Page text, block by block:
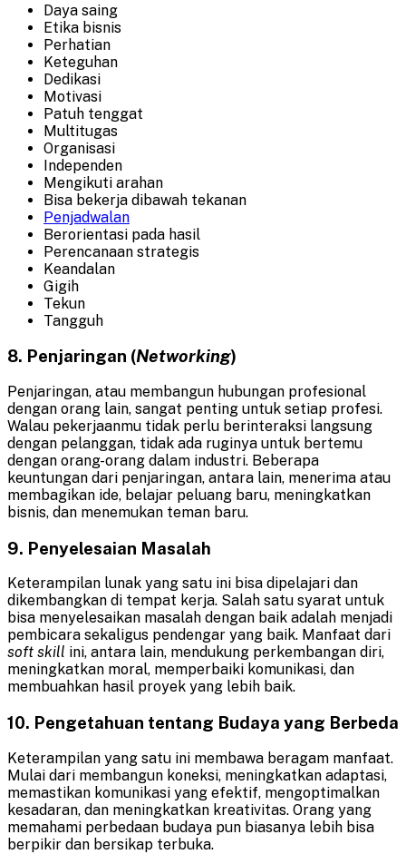
Daya saing
Etika bisnis
Perhatian
Keteguhan
Dedikasi
Motivasi
Patuh tenggat
Multitugas
Organisasi
Independen
Mengikuti arahan
Bisa bekerja dibawah tekanan
Penjadwalan
Berorientasi pada hasil
Perencanaan strategis
Keandalan
Gigih
Tekun
Tangguh
8. Penjaringan (Networking)
Penjaringan, atau membangun hubungan profesional
dengan orang lain, sangat penting untuk setiap profesi.
Walau pekerjaanmu tidak perlu berinteraksi langsung
dengan pelanggan, tidak ada ruginya untuk bertemu
dengan orang-orang dalam industri. Beberapa
keuntungan dari penjaringan, antara lain, menerima atau
membagikan ide, belajar peluang baru, meningkatkan
bisnis, dan menemukan teman baru.
9. Penyelesaian Masalah
Keterampilan lunak yang satu ini bisa dipelajari dan
dikembangkan di tempat kerja. Salah satu syarat untuk
bisa menyelesaikan masalah dengan baik adalah menjadi
pembicara sekaligus pendengar yang baik. Manfaat dari
soft skill ini, antara lain, mendukung perkembangan diri,
meningkatkan moral, memperbaiki komunikasi, dan
membuahkan hasil proyek yang lebih baik.
10. Pengetahuan tentang Budaya yang Berbeda
Keterampilan yang satu ini membawa beragam manfaat.
Mulai dari membangun koneksi, meningkatkan adaptasi,
memastikan komunikasi yang efektif, mengoptimalkan
kesadaran, dan meningkatkan kreativitas. Orang yang
memahami perbedaan budaya pun biasanya lebih bisa
berpikir dan bersikap terbuka.